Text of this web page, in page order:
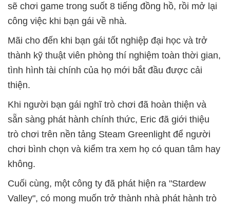
sẽ chơi game trong suốt 8 tiếng đồng hồ, rồi mở lại
công việc khi bạn gái về nhà.
Mãi cho đến khi bạn gái tốt nghiệp đại học và trở
thành kỹ thuật viên phòng thí nghiệm toàn thời gian,
tình hình tài chính của họ mới bắt đầu được cải
thiện.
Khi người bạn gái nghĩ trò chơi đã hoàn thiện và
sẵn sàng phát hành chính thức, Eric đã giới thiệu
trò chơi trên nền tảng Steam Greenlight để người
chơi bình chọn và kiểm tra xem họ có quan tâm hay
không.
Cuối cùng, một công ty đã phát hiện ra "Stardew
Valley", có mong muốn trở thành nhà phát hành trò